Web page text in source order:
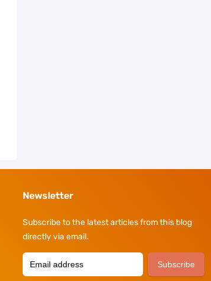
Newsletter
Subscribe to the latest articles from this blog
directly via email.